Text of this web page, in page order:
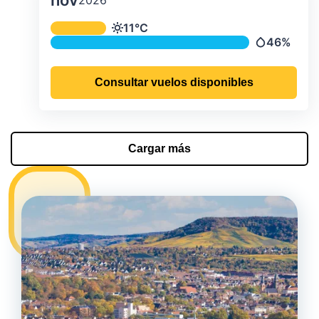
Temperatura y precipitación media
Temperatura
11°C
46%
Consultar vuelos disponibles
Cargar más